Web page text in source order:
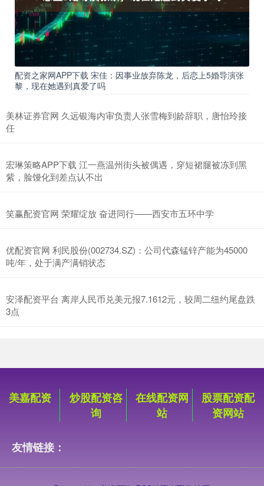
配资之家网APP下载 宋佳：因事业放弃陈龙，后恋上5婚导演张
黎，现在她遇到真爱了吗
美林证券官网 久远银海内审负责人张雪梅到龄辞职，唐怡玲接
任
宏琳策略APP下载 江一燕温州街头被偶遇，穿短裙腿被冻到黑
紫，脸馒化到差点认不出
笑赢配资官网 荣耀绽放 奋进同行——西安市五环中学
优配资官网 利民股份(002734.SZ)：公司代森锰锌产能为45000
吨/年，处于满产满销状态
安泽配资平台 离岸人民币兑美元报7.1612元，较周二纽约尾盘跌
3点
美嘉配资
炒股配资咨
询
在线配资网
站
股票配资配
资网站
友情链接：